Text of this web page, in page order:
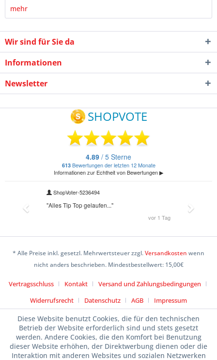
mehr
Wir sind für Sie da
Informationen
Newsletter
* Alle Preise inkl. gesetzl. Mehrwertsteuer zzgl.Versandkosten wenn
nicht anders beschrieben. Mindestbestellwert: 15,00€
Vertragsschluss Kontakt
Versand und Zahlungsbedingungen
Widerrufsrecht
Datenschutz AGB Impressum
Diese Website benutzt Cookies, die für den technischen
Betrieb der Website erforderlich sind und stets gesetzt
werden. Andere Cookies, die den Komfort bei Benutzung
dieser Website erhöhen, der Direktwerbung dienen oder die
Interaktion mit anderen Websites und sozialen Netzwerken